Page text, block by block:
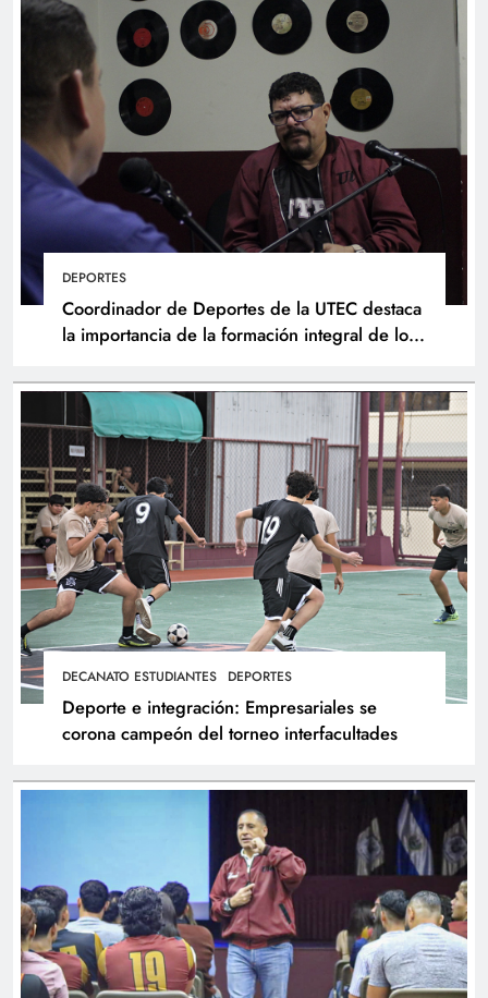
DEPORTES
Coordinador de Deportes de la UTEC destaca
la importancia de la formación integral de los
DECANATO ESTUDIANTES DEPORTES
Deporte e integración: Empresariales se
corona campeón del torneo interfacultades